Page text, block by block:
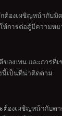
องเผชิญหน้ากับมิ
ห้การต่อสู้มีความห
งเพน และการที่
นี้เป็นที่น่าติดตาม
ต้องเผชิญหน้ากับ